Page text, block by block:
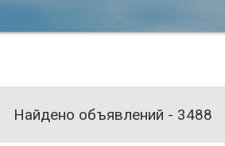
Найдено объявлений - 3488